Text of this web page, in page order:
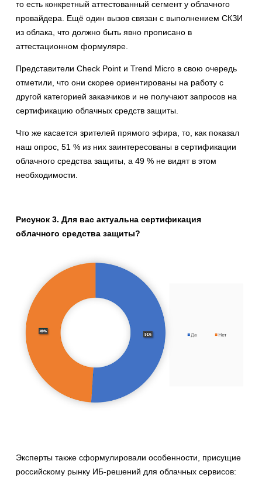
то есть конкретный аттестованный сегмент у облачного
провайдера. Ещё один вызов связан с выполнением СКЗИ
из облака, что должно быть явно прописано в
аттестационном формуляре.
Представители Check Point и Trend Micro в свою очередь
отметили, что они скорее ориентированы на работу с
другой категорией заказчиков и не получают запросов на
сертификацию облачных средств защиты.
Что же касается зрителей прямого эфира, то, как показал
наш опрос, 51 % из них заинтересованы в сертификации
облачного средства защиты, а 49 % не видят в этом
необходимости.
Рисунок 3. Для вас актуальна сертификация
облачного средства защиты?
Эксперты также сформулировали особенности, присущие
российскому рынку ИБ-решений для облачных сервисов: